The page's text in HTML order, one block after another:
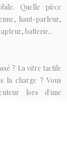
Quelle pièce
haut-parleur,
batterie...
? La vitre tactile
la charge ? Vous
lors d'une